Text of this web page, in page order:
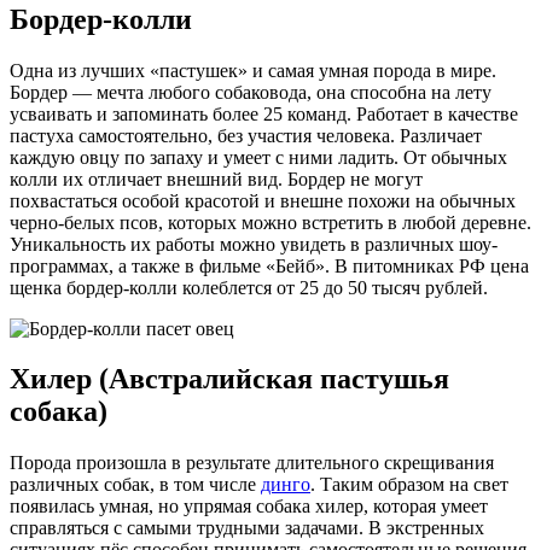
Бордер-колли
Одна из лучших «пастушек» и самая умная порода в мире.
Бордер — мечта любого собаковода, она способна на лету
усваивать и запоминать более 25 команд. Работает в качестве
пастуха самостоятельно, без участия человека. Различает
каждую овцу по запаху и умеет с ними ладить. От обычных
колли их отличает внешний вид. Бордер не могут
похвастаться особой красотой и внешне похожи на обычных
черно-белых псов, которых можно встретить в любой деревне.
Уникальность их работы можно увидеть в различных шоу-
программах, а также в фильме «Бейб». В питомниках РФ цена
щенка бордер-колли колеблется от 25 до 50 тысяч рублей.
Хилер (Австралийская пастушья
собака)
Порода произошла в результате длительного скрещивания
различных собак, в том числе динго. Таким образом на свет
появилась умная, но упрямая собака хилер, которая умеет
справляться с самыми трудными задачами. В экстренных